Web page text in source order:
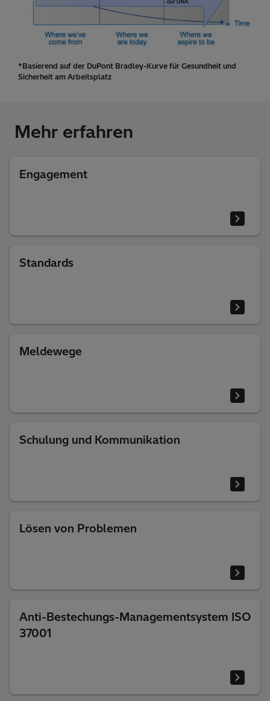
*Basierend auf der DuPont Bradley-Kurve für Gesundheit und
Sicherheit am Arbeitsplatz
Mehr erfahren
Engagement
Standards
Meldewege
Schulung und Kommunikation
Lösen von Problemen
Anti-Bestechungs-Managementsystem ISO
37001